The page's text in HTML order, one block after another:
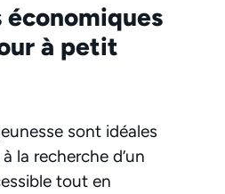
économiques
à petit
sont idéales
la recherche d’un
tout en